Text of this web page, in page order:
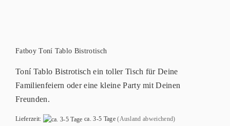
Fatboy Toní Tablo Bistrotisch
Toní Tablo Bistrotisch ein toller Tisch für Deine
Familienfeiern oder eine kleine Party mit Deinen
Freunden.
Lieferzeit: ca. 3-5 Tage (Ausland abweichend)